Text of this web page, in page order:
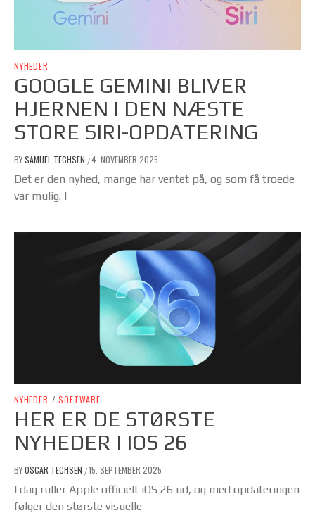
NYHEDER
GOOGLE GEMINI BLIVER
HJERNEN I DEN NÆSTE
STORE SIRI-OPDATERING
BYSAMUEL TECHSEN /4. NOVEMBER 2025
Det er den nyhed, mange har ventet på, og som få troede
var mulig. I
NYHEDER / SOFTWARE
HER ER DE STØRSTE
NYHEDER I IOS 26
BYOSCAR TECHSEN /15. SEPTEMBER 2025
I dag ruller Apple officielt iOS 26 ud, og med opdateringen
følger den største visuelle